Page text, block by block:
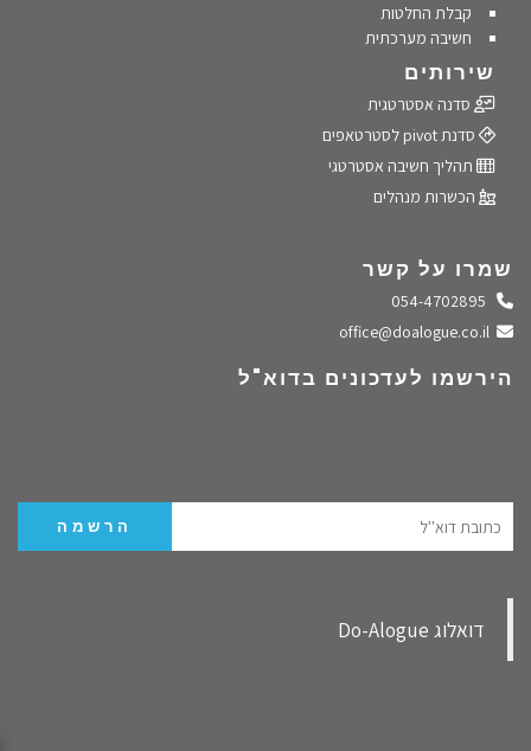
קבלת החלטות
חשיבה מערכתית
שירותים
סדנה אסטרטגית
סדנת pivot לסטרטאפים
תהליך חשיבה אסטרטגי
הכשרות מנהלים
שמרו על קשר
התקשרו אלינו
שלחו מייל
הירשמו לעדכונים בדוא"ל
‏דואלוג Do-Alogue‏